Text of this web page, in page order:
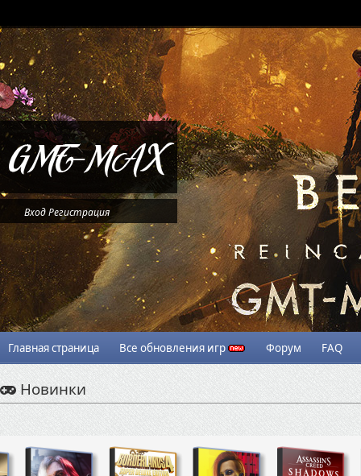
ВходРегистрация
Главная страница Все обновления игр Форум FAQ
Новинки